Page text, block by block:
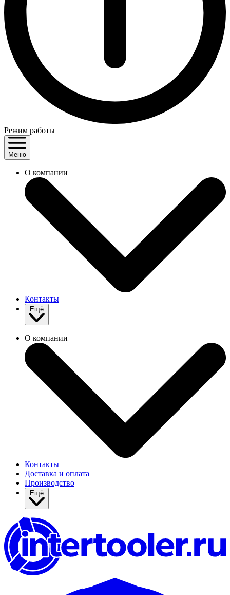
Режим работы
Меню
О компании
Контакты
О компании
Контакты
Доставка и оплата
Производство